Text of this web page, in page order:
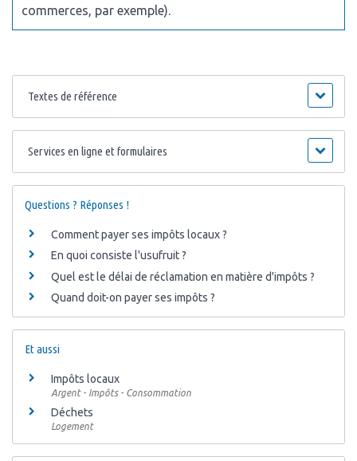
commerces, par exemple).
Textes de référence
Services en ligne et formulaires
Questions ? Réponses !
Comment payer ses impôts locaux ?
En quoi consiste l'usufruit ?
Quel est le délai de réclamation en matière d'impôts ?
Quand doit-on payer ses impôts ?
Et aussi
Impôts locaux
Argent - Impôts - Consommation
Déchets
Logement